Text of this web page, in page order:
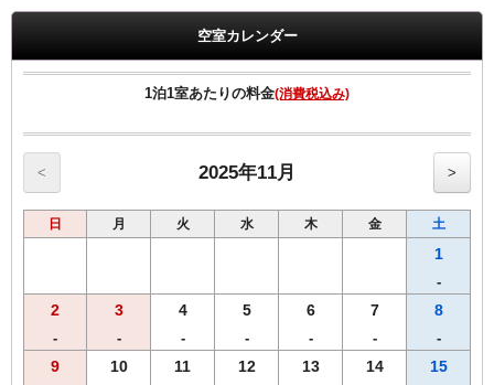
ジュレーム ノンシリコンシャンプー・トリートメント
※内容については変更になることもあります。ご了承下さい。
完備。
・ご宿泊者様専用の大浴場をご利用いただけます。
空室カレンダー
1泊1室あたりの料金(消費税込み)
< 2025年11月 >
日 月 火 水 木 金 土
1
-
2
-
3
-
4
-
5
-
6
-
7
-
8
-
9 10 11 12 13 14 15